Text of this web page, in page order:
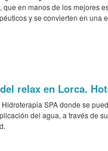
en manos de los mejores
y se convierten en una
relax en Lorca.
SPA donde se
del agua, a través de